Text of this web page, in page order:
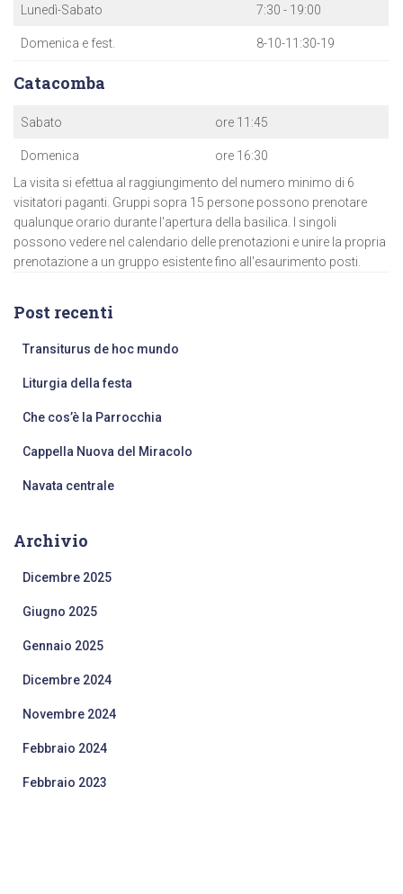
Lunedì-Sabato 7:30 - 19:00
Domenica e fest. 8-10-11:30-19
Catacomba
Sabato ore 11:45
Domenica
ore 16:30
La visita si efettua al raggiungimento del numero minimo di 6
visitatori paganti. Gruppi sopra 15 persone possono prenotare
qualunque orario durante l'apertura della basilica. I singoli
possono vedere nel calendario delle prenotazioni e unire la propria
prenotazione a un gruppo esistente fino all'esaurimento posti.
Post recenti
Transiturus de hoc mundo
Liturgia della festa
Che cos’è la Parrocchia
Cappella Nuova del Miracolo
Navata centrale
Archivio
Dicembre 2025
Giugno 2025
Gennaio 2025
Dicembre 2024
Novembre 2024
Febbraio 2024
Febbraio 2023